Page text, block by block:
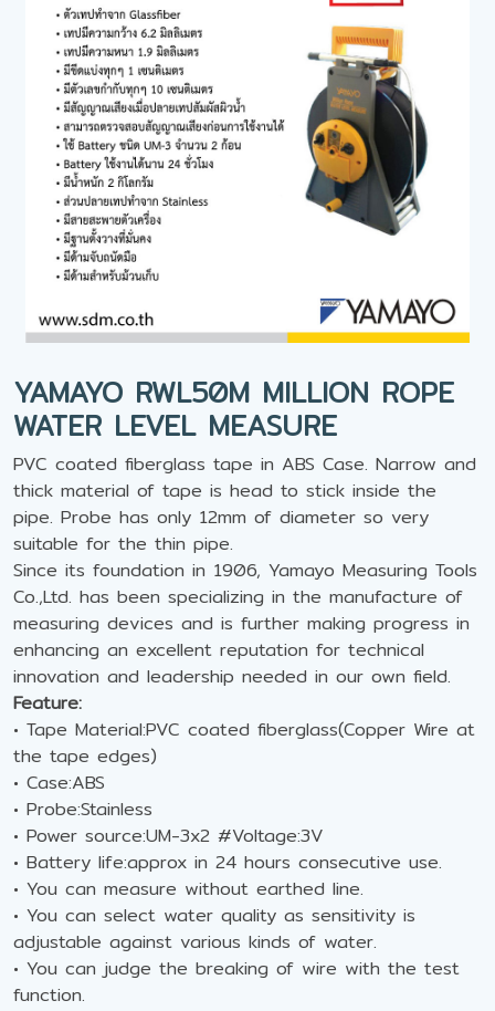
YAMAYO RWL50M MILLION ROPE
WATER LEVEL MEASURE
PVC coated fiberglass tape in ABS Case. Narrow and
thick material of tape is head to stick inside the
pipe. Probe has only 12mm of diameter so very
suitable for the thin pipe.
Since its foundation in 1906, Yamayo Measuring Tools
Co.,Ltd. has been specializing in the manufacture of
measuring devices and is further making progress in
enhancing an excellent reputation for technical
innovation and leadership needed in our own field.
Feature:
• Tape Material:PVC coated fiberglass(Copper Wire at
the tape edges)
• Case:ABS
• Probe:Stainless
• Power source:UM-3x2 #Voltage:3V
• Battery life:approx in 24 hours consecutive use.
• You can measure without earthed line.
• You can select water quality as sensitivity is
adjustable against various kinds of water.
• You can judge the breaking of wire with the test
function.